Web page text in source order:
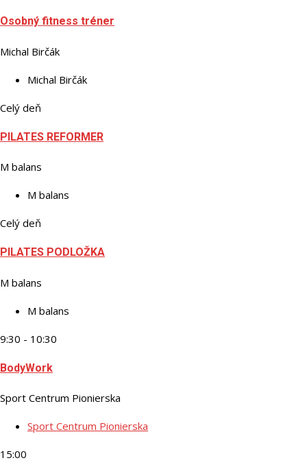
Osobný fitness tréner
Michal Birčák
Michal Birčák
Celý deň
PILATES REFORMER
M balans
M balans
Celý deň
PILATES PODLOŽKA
M balans
M balans
9:30 - 10:30
BodyWork
Sport Centrum Pionierska
Sport Centrum Pionierska
15:00